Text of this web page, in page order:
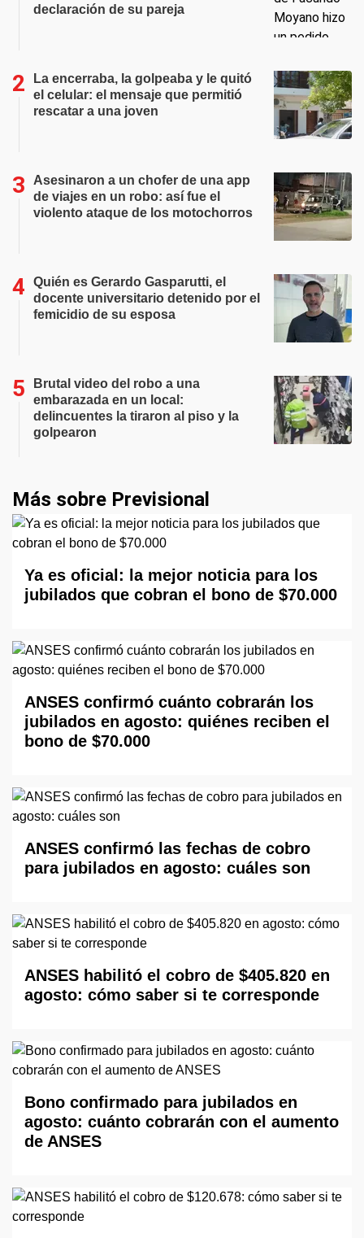
declaración de su pareja
La encerraba, la golpeaba y le quitó
el celular: el mensaje que permitió
rescatar a una joven
Asesinaron a un chofer de una app
de viajes en un robo: así fue el
violento ataque de los motochorros
Quién es Gerardo Gasparutti, el
docente universitario detenido por el
femicidio de su esposa
Brutal video del robo a una
embarazada en un local:
delincuentes la tiraron al piso y la
golpearon
Más sobre Previsional
Ya es oficial: la mejor noticia para los
jubilados que cobran el bono de $70.000
ANSES confirmó cuánto cobrarán los
jubilados en agosto: quiénes reciben el
bono de $70.000
ANSES confirmó las fechas de cobro
para jubilados en agosto: cuáles son
ANSES habilitó el cobro de $405.820 en
agosto: cómo saber si te corresponde
Bono confirmado para jubilados en
agosto: cuánto cobrarán con el aumento
de ANSES